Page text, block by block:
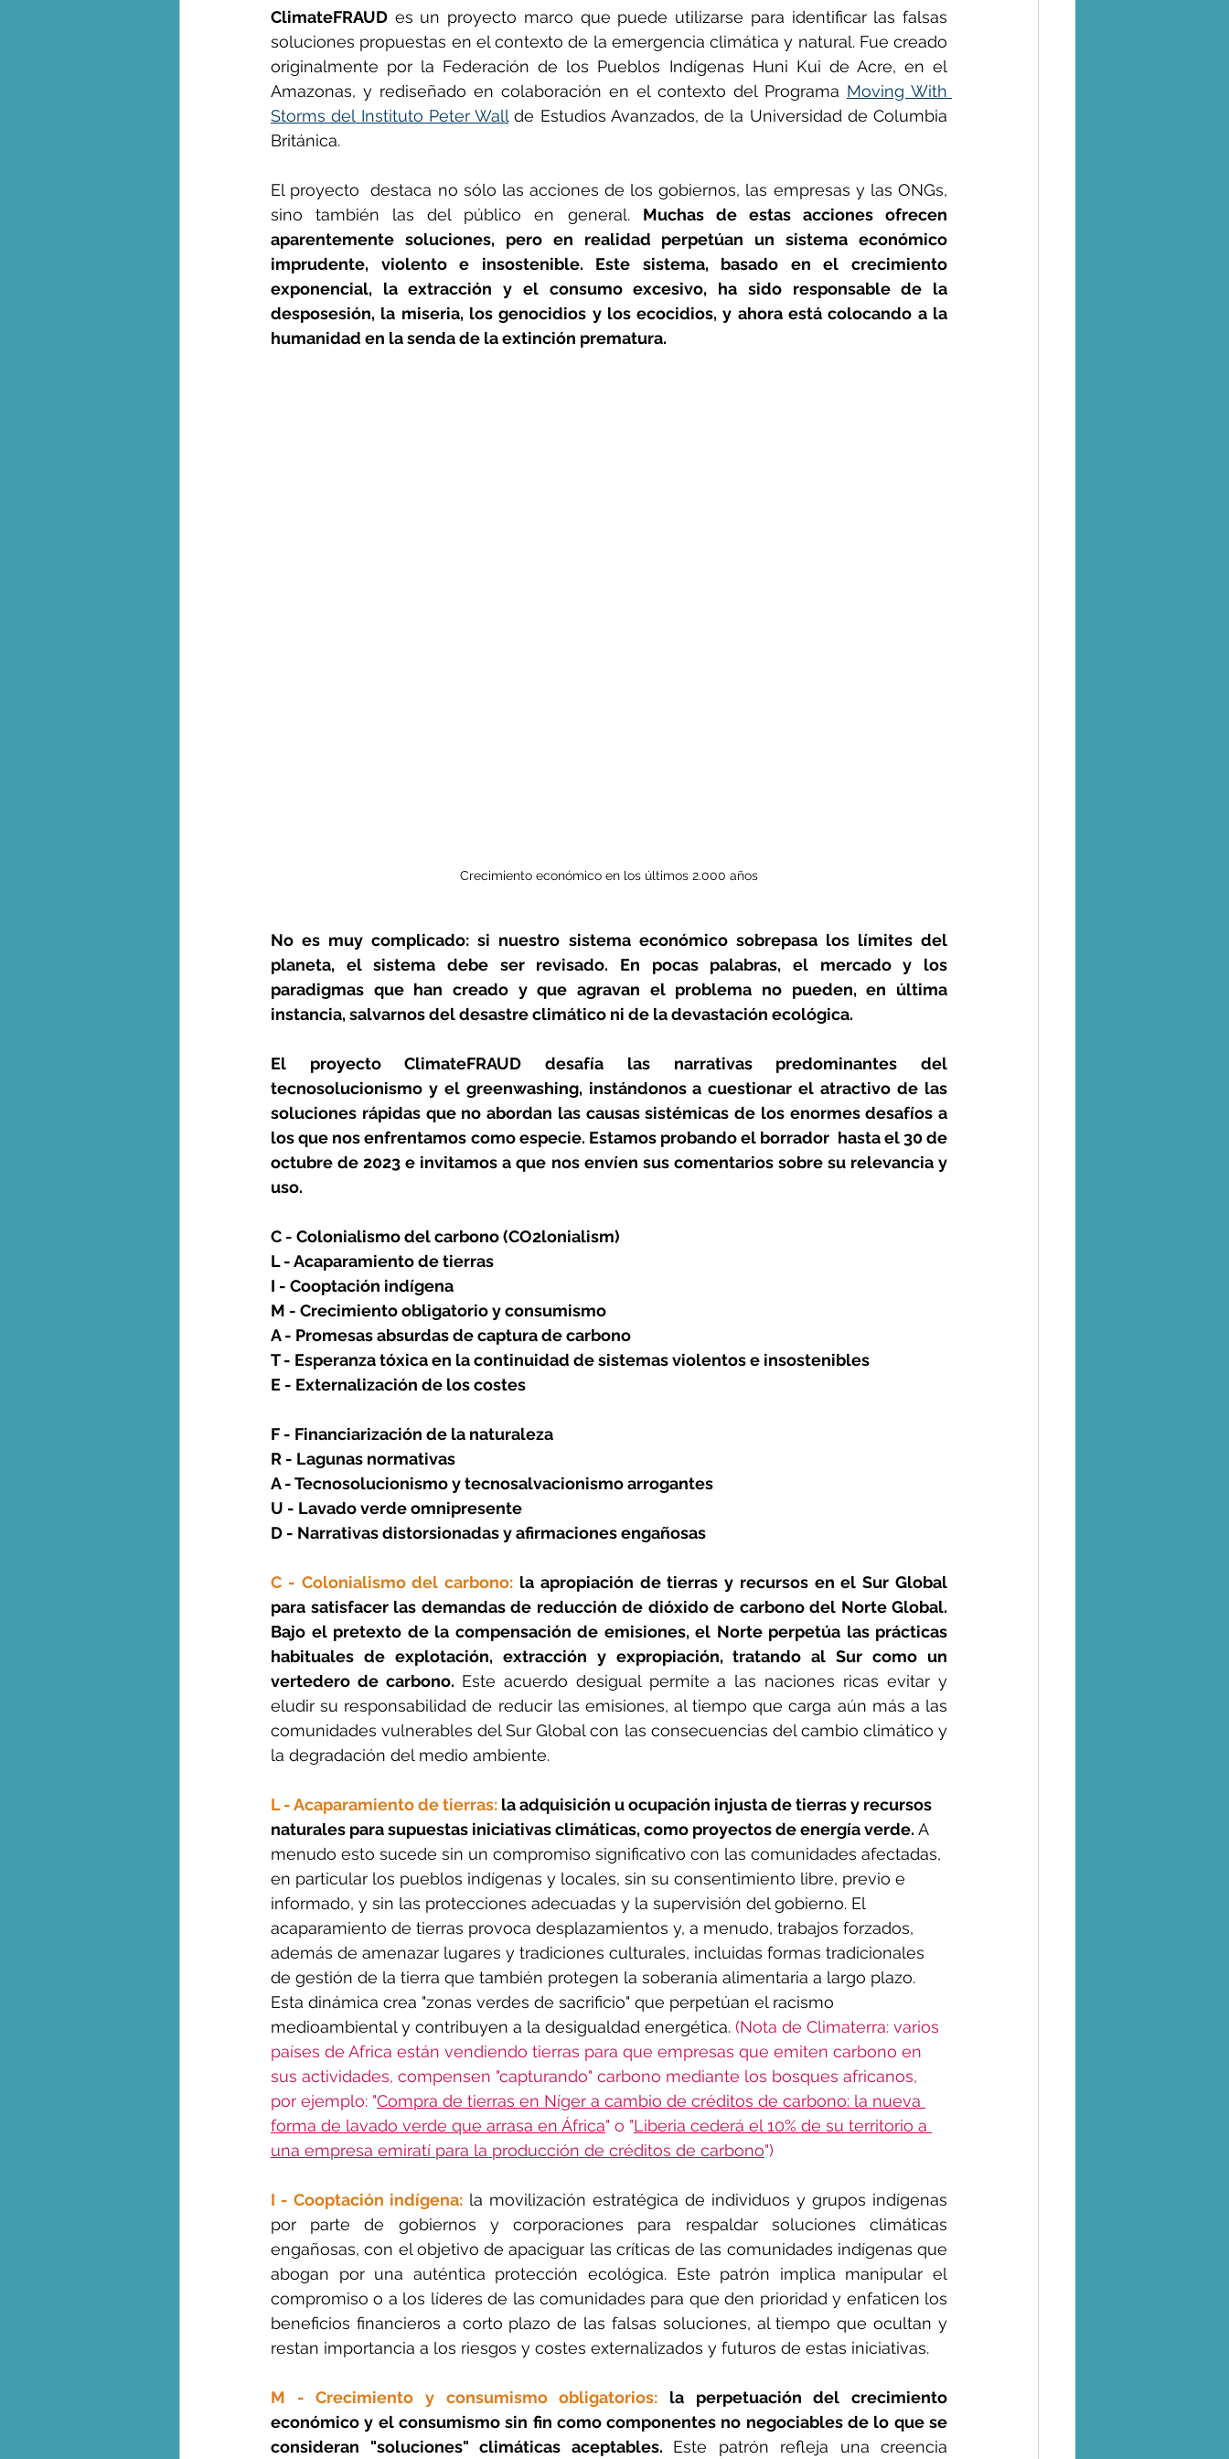
George Monbiot en español Huella de carbono
ClimateFRAUD es un proyecto marco que puede utilizarse para identificar las falsas
soluciones propuestas en el contexto de la emergencia climática y natural. Fue creado
originalmente por la Federación de los Pueblos Indígenas Huni Kui de Acre, en el
Amazonas, y rediseñado en colaboración en el contexto del Programa Moving With
Storms del Instituto Peter Wall de Estudios Avanzados, de la Universidad de Columbia
Británica.
El proyecto  destaca no sólo las acciones de los gobiernos, las empresas y las ONGs,
sino también las del público en general. Muchas de estas acciones ofrecen
aparentemente soluciones, pero en realidad perpetúan un sistema económico
imprudente, violento e insostenible. Este sistema, basado en el crecimiento
exponencial, la extracción y el consumo excesivo, ha sido responsable de la
desposesión, la miseria, los genocidios y los ecocidios, y ahora está colocando a la
humanidad en la senda de la extinción prematura.
Crecimiento económico en los últimos 2.000 años
No es muy complicado: si nuestro sistema económico sobrepasa los límites del
planeta, el sistema debe ser revisado. En pocas palabras, el mercado y los
paradigmas que han creado y que agravan el problema no pueden, en última
instancia, salvarnos del desastre climático ni de la devastación ecológica.
El proyecto ClimateFRAUD desafía las narrativas predominantes del
tecnosolucionismo y el greenwashing, instándonos a cuestionar el atractivo de las
soluciones rápidas que no abordan las causas sistémicas de los enormes desafíos a
los que nos enfrentamos como especie. Estamos probando el borrador  hasta el 30 de
octubre de 2023 e invitamos a que nos envíen sus comentarios sobre su relevancia y
uso.
C - Colonialismo del carbono (CO2lonialism)
L - Acaparamiento de tierras
I - Cooptación indígena
M - Crecimiento obligatorio y consumismo
A - Promesas absurdas de captura de carbono
T - Esperanza tóxica en la continuidad de sistemas violentos e insostenibles
E - Externalización de los costes
F - Financiarización de la naturaleza
R - Lagunas normativas
A - Tecnosolucionismo y tecnosalvacionismo arrogantes
U - Lavado verde omnipresente
D - Narrativas distorsionadas y afirmaciones engañosas
C - Colonialismo del carbono: la apropiación de tierras y recursos en el Sur Global
para satisfacer las demandas de reducción de dióxido de carbono del Norte Global.
Bajo el pretexto de la compensación de emisiones, el Norte perpetúa las prácticas
habituales de explotación, extracción y expropiación, tratando al Sur como un
vertedero de carbono. Este acuerdo desigual permite a las naciones ricas evitar y
eludir su responsabilidad de reducir las emisiones, al tiempo que carga aún más a las
comunidades vulnerables del Sur Global con las consecuencias del cambio climático y
la degradación del medio ambiente.
L - Acaparamiento de tierras: la adquisición u ocupación injusta de tierras y recursos
naturales para supuestas iniciativas climáticas, como proyectos de energía verde. A
menudo esto sucede sin un compromiso significativo con las comunidades afectadas,
en particular los pueblos indígenas y locales, sin su consentimiento libre, previo e
informado, y sin las protecciones adecuadas y la supervisión del gobierno. El
acaparamiento de tierras provoca desplazamientos y, a menudo, trabajos forzados,
además de amenazar lugares y tradiciones culturales, incluidas formas tradicionales
de gestión de la tierra que también protegen la soberanía alimentaria a largo plazo.
Esta dinámica crea "zonas verdes de sacrificio" que perpetúan el racismo
medioambiental y contribuyen a la desigualdad energética. (Nota de Climaterra: varios
países de Africa están vendiendo tierras para que empresas que emiten carbono en
sus actividades, compensen "capturando" carbono mediante los bosques africanos,
por ejemplo: "Compra de tierras en Níger a cambio de créditos de carbono: la nueva
forma de lavado verde que arrasa en África" o "Liberia cederá el 10% de su territorio a
una empresa emiratí para la producción de créditos de carbono")
I - Cooptación indígena: la movilización estratégica de individuos y grupos indígenas
por parte de gobiernos y corporaciones para respaldar soluciones climáticas
engañosas, con el objetivo de apaciguar las críticas de las comunidades indígenas que
abogan por una auténtica protección ecológica. Este patrón implica manipular el
compromiso o a los líderes de las comunidades para que den prioridad y enfaticen los
beneficios financieros a corto plazo de las falsas soluciones, al tiempo que ocultan y
restan importancia a los riesgos y costes externalizados y futuros de estas iniciativas.
M - Crecimiento y consumismo obligatorios: la perpetuación del crecimiento
económico y el consumismo sin fin como componentes no negociables de lo que se
consideran "soluciones" climáticas aceptables. Este patrón refleja una creencia